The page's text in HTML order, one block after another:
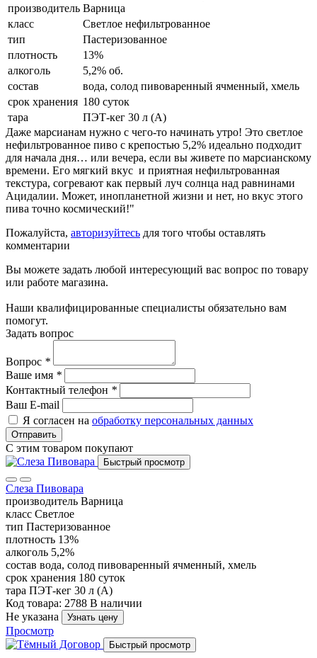
производитель Варница
класс
Светлое нефильтрованное
тип
Пастеризованное
плотность
13%
алкоголь
5,2% об.
состав
вода, солод пивоваренный ячменный, хмель
срок хранения 180 суток
тара
ПЭТ-кег 30 л (А)
Даже марсианам нужно с чего-то начинать утро! Это светлое
нефильтрованное пиво с крепостью 5,2% идеально подходит
для начала дня… или вечера, если вы живете по марсианскому
времени. Его мягкий вкус и приятная нефильтрованная
текстура, согревают как первый луч солнца над равнинами
Ацидалии. Может, инопланетной жизни и нет, но вкус этого
пива точно космический!"
Пожалуйста, авторизуйтесь для того чтобы оставлять
комментарии
Вы можете задать любой интересующий вас вопрос по товару
или работе магазина.
Наши квалифицированные специалисты обязательно вам
помогут.
Задать вопрос
Вопрос *
Ваше имя *
Контактный телефон *
Ваш E-mail
Я согласен на обработку персональных данных
Отправить
С этим товаром покупают
Быстрый просмотр
Слеза Пивовара
производитель Варница
класс Светлое
тип Пастеризованное
плотность 13%
алкоголь 5,2%
состав вода, солод пивоваренный ячменный, хмель
срок хранения 180 суток
тара ПЭТ-кег 30 л (А)
Код товара: 2788 В наличии
Не указана
Узнать цену
Просмотр
Быстрый просмотр